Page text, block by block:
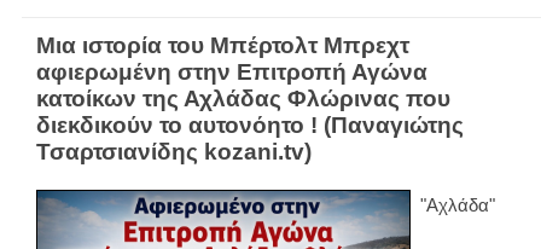
Μια ιστορία του Μπέρτολτ Μπρεχτ
αφιερωμένη στην Επιτροπή Αγώνα
κατοίκων της Αχλάδας Φλώρινας που
διεκδικούν το αυτονόητο ! (Παναγιώτης
Τσαρτσιανίδης kozani.tv)
"Αχλάδα"